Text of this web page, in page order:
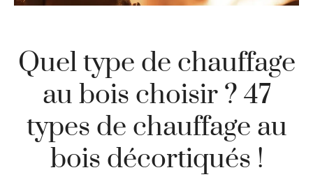
Quel type de chauffage
au bois choisir ? 47
types de chauffage au
bois décortiqués !